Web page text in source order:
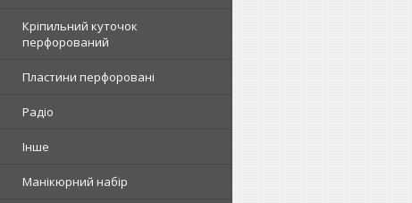
Кріпильний куточок
перфорований
Пластини перфоровані
Радіо
Інше
Манікюрний набір